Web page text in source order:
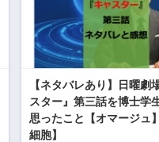
【ネタバレあり】日曜劇
スター』第三話を博士学
思ったこと【オマージュ
細胞】